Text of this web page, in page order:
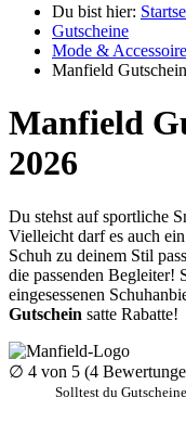
Du bist hier:
Gutscheine
Mode &
Manfield Gutschein
Manfield
2026
Du stehst auf sportliche
Vielleicht darf es auch
Schuh zu deinem Stil
die passenden Begleiter!
eingesessenen
Gutschein satte Rabatte!
∅ 4 von 5 (4
Solltest du